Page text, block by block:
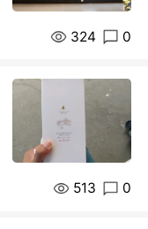
324 0
513 0